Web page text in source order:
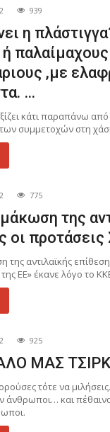
939
η
παλαίμαχους
,με
…
κάτι παραπάνω
συμμετοχών στη
775
της
οι
της αντιλαϊκής
ΕΕ» έκανε λόγο το
925
ΜΑΣ
τότε να
άνθρωποι… και